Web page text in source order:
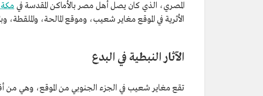
المصري، الذي كان يصل أهل مصر بالأماكن المقدسة في مكة
الأثرية في الموقع مغاير شعيب، وموقع المالحة، والملقطة،
الآثار النبطية في البدع
تقع مغاير شعيب في الجزء الجنوبي من الموقع، وهي من